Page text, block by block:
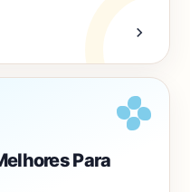
Para